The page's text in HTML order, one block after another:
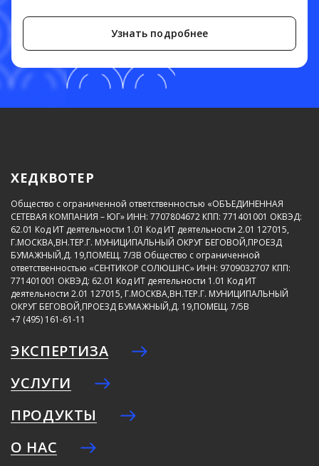
Узнать подробнее
ХЕДКВОТЕР
Общество с ограниченной ответственностью «ОБЪЕДИНЕННАЯ
СЕТЕВАЯ КОМПАНИЯ – ЮГ» ИНН: 7707804672 КПП: 771401001 ОКВЭД:
62.01 Код ИТ деятельности 1.01 Код ИТ деятельности 2.01 127015,
Г.МОСКВА,ВН.ТЕР.Г. МУНИЦИПАЛЬНЫЙ ОКРУГ БЕГОВОЙ,ПРОЕЗД
БУМАЖНЫЙ,Д. 19,ПОМЕЩ. 7/3В Общество с ограниченной
ответственностью «СЕНТИКОР СОЛЮШНС» ИНН: 9709032707 КПП:
771401001 ОКВЭД: 62.01 Код ИТ деятельности 1.01 Код ИТ
деятельности 2.01 127015, Г.МОСКВА,ВН.ТЕР.Г. МУНИЦИПАЛЬНЫЙ
ОКРУГ БЕГОВОЙ,ПРОЕЗД БУМАЖНЫЙ,Д. 19,ПОМЕЩ. 7/5В
+7 (495) 161-61-11
ЭКСПЕРТИЗА
УСЛУГИ
ПРОДУКТЫ
О НАС